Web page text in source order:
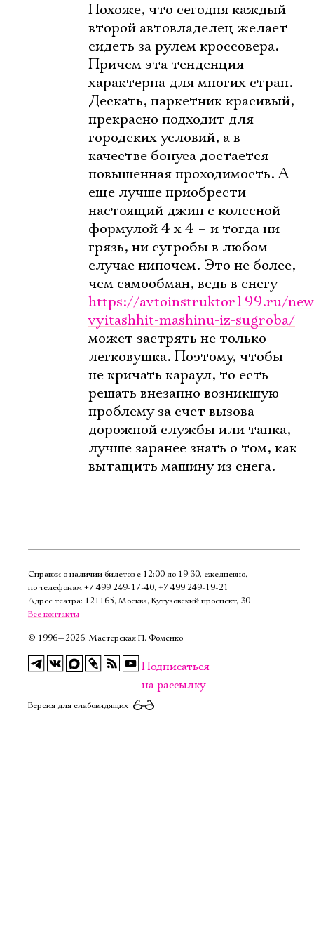
Похоже, что сегодня каждый
второй автовладелец желает
сидеть за рулем кроссовера.
Причем эта тенденция
характерна для многих стран.
Дескать, паркетник красивый,
прекрасно подходит для
городских условий, а в
качестве бонуса достается
повышенная проходимость. А
еще лучше приобрести
настоящий джип с колесной
формулой 4 х 4 – и тогда ни
грязь, ни сугробы в любом
случае нипочем. Это не более,
чем самообман, ведь в снегу
https://avtoinstruktor199.ru/
vyitashhit-mashinu-iz-sugroba/
может застрять не только
легковушка. Поэтому, чтобы
не кричать караул, то есть
решать внезапно возникшую
проблему за счет вызова
дорожной службы или танка,
лучше заранее знать о том, как
вытащить машину из снега.
Справки о наличии билетов с 12:00 до 19:30, ежедневно,
по телефонам +7 499 249‑17‑40, +7 499 249‑19‑21
Адрес театра: 121165, Москва, Кутузовский проспект, 30
Все контакты
© 1996—2026, Мастерская П. Фоменко
Подписаться
на рассылку
Версия для слабовидящих